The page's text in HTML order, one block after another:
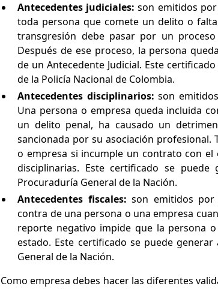
Antecedentes judiciales: son emitidos
toda persona que comete un delito o
transgresión debe pasar por un
Después de ese proceso, la persona
de un Antecedente Judicial. Este
de la Policía Nacional de Colombia.
Antecedentes disciplinarios: son
Una persona o empresa queda incluida
un delito penal, ha causado un
sancionada por su asociación profesional.
o empresa si incumple un contrato con el
disciplinarias. Este certificado se
Procuraduría General de la Nación.
Antecedentes fiscales: son emitidos por
contra de una persona o una empresa
reporte negativo impide que la persona
estado. Este certificado se puede
General de la Nación.
Como empresa debes hacer las diferentes